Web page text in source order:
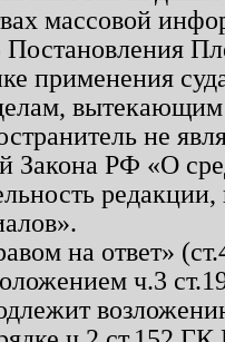
массовой
Постановления
применения
вытекающим
не
Закона РФ «О
на ответ»
ч.3